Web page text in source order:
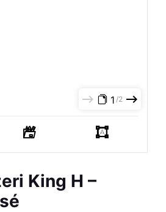
1 2
King H –